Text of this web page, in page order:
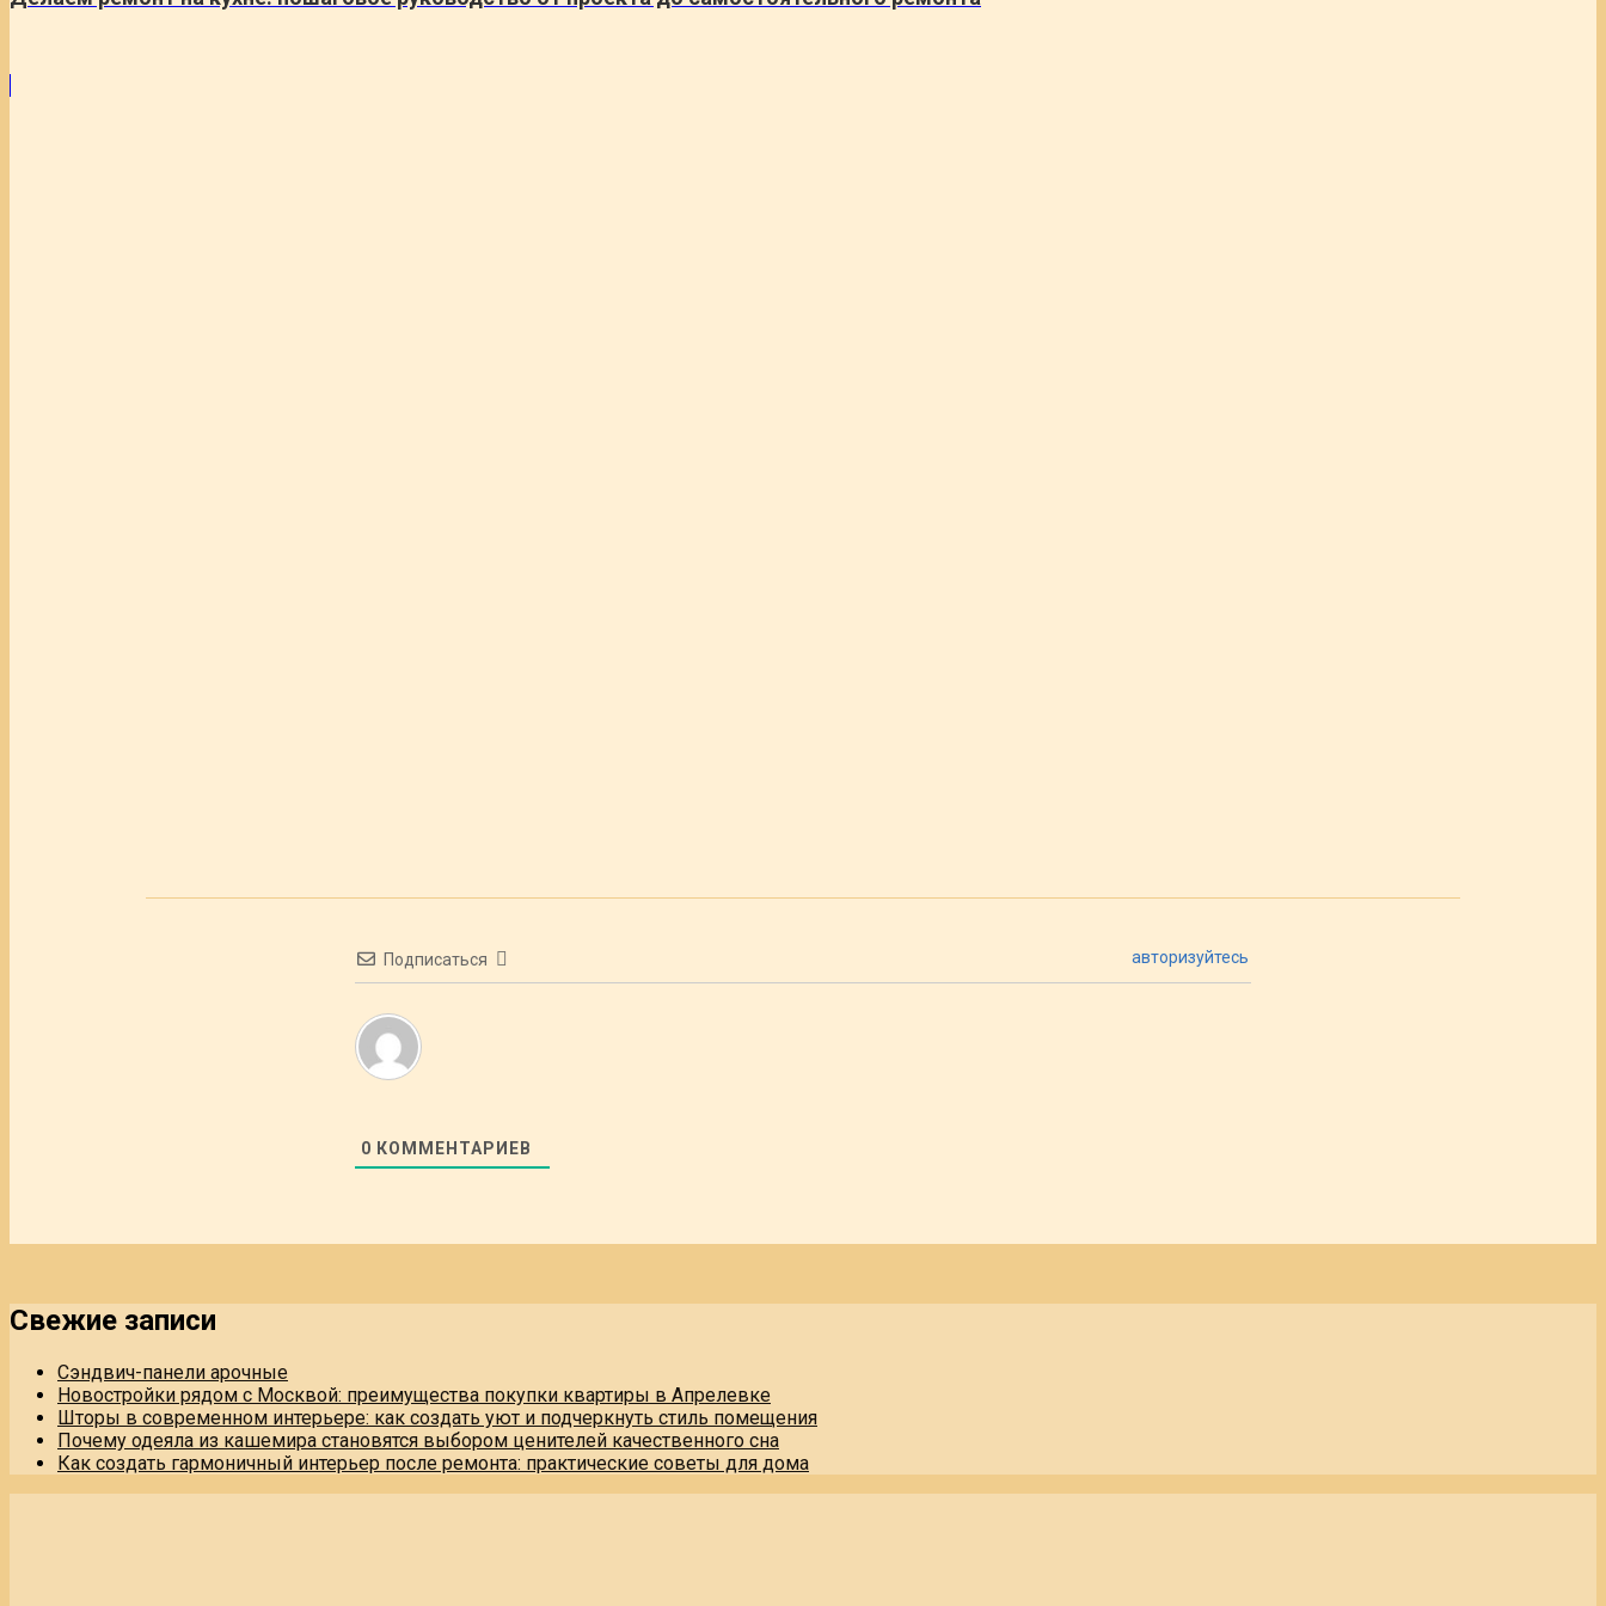
Подписаться авторизуйтесь
0 КОММЕНТАРИЕВ
Свежие записи
Сэндвич-панели арочные
Новостройки рядом с Москвой: преимущества покупки квартиры в Апрелевке
Шторы в современном интерьере: как создать уют и подчеркнуть стиль помещения
Почему одеяла из кашемира становятся выбором ценителей качественного сна
Как создать гармоничный интерьер после ремонта: практические советы для дома